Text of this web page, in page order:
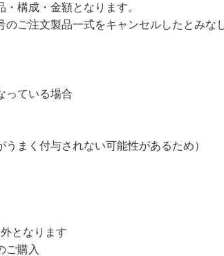
構成・金額となります。
注文製品一式をキャンセルしたとみなし
っている場合
まく付与されない可能性があるため）
となります
ご購入